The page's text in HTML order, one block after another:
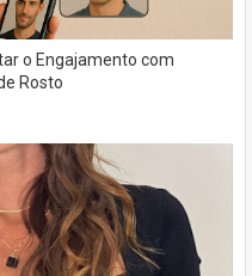
o Engajamento com
Rosto